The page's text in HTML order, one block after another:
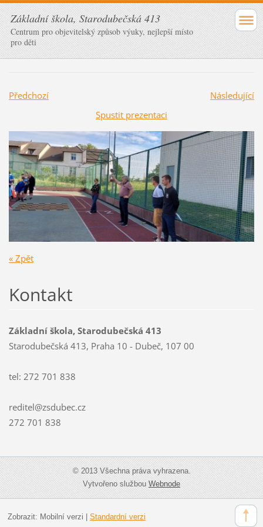
Základní škola, Starodubečská 413
Centrum pro objevitelský způsob výuky, nejlepší místo
pro děti
Předchozí
Následující
Spustit prezentaci
« Zpět
Kontakt
Základní škola, Starodubečská 413
Starodubečská 413, Praha 10 - Dubeč, 107 00
tel: 272 701 838
reditel@zsdubec.cz
272 701 838
© 2013 Všechna práva vyhrazena.
Vytvořeno službouWebnode
Zobrazit: Mobilní verzi | Standardní verzi